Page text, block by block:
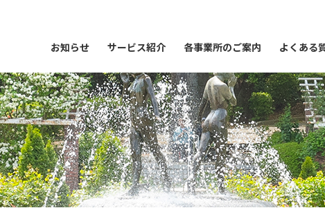
お知らせ サービス紹介 各事業所のご案内 よくある